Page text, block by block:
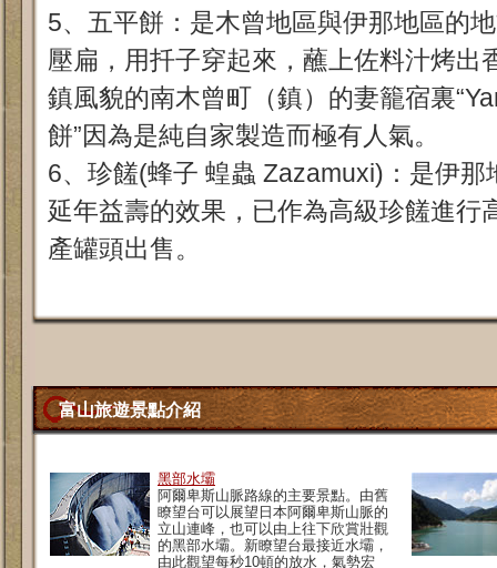
5、五平餅：是木曾地區與伊那地區的
壓扁，用扦子穿起來，蘸上佐料汁烤出
鎮風貌的南木曾町（鎮）的妻籠宿裏
餅”因為是純自家製造而極有人氣。
6、珍饈(蜂子 蝗蟲 Zazamuxi)：是伊那
延年益壽的效果，已作為高級珍饈進行
產罐頭出售。
富山旅遊景點介紹
黑部水壩
阿爾卑斯山脈路線的主要景點。由舊
瞭望台可以展望日本阿爾卑斯山脈的
立山連峰，也可以由上往下欣賞壯觀
的黑部水壩。新瞭望台最接近水壩，
由此觀望每秒10頓的放水，氣勢宏